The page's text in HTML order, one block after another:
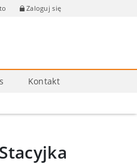
Zaloguj się
Kontakt